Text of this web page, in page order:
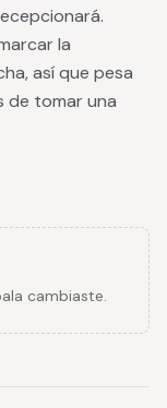
la
así que pesa
de tomar una
cambiaste.